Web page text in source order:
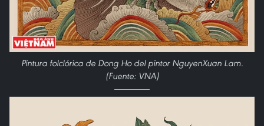
Pintura folclórica de Dong Ho del pintor NguyenXuan Lam.
(Fuente: VNA)